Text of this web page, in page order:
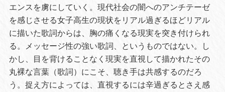
エンスを虜にしていく。現代社会の闇へのアンチテーゼ
を感じさせる女子高生の現状をリアル過ぎるほどリアル
に描いた歌詞からは、胸の痛くなる現実を突き付けられ
る。メッセージ性の強い歌詞、というものではない。し
かし、目を背けることなく現実を直視して描かれたその
丸裸な言葉（歌詞）にこそ、聴き手は共感するのだろ
う。捉え方によっては、直視するには辛過ぎるとさえ感